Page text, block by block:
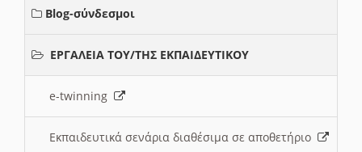
Blog-σύνδεσμοι
ΕΡΓΑΛΕΙΑ ΤΟΥ/ΤΗΣ ΕΚΠΑΙΔΕΥΤΙΚΟΥ
e-twinning
Εκπαιδευτικά σενάρια διαθέσιμα σε αποθετήριο